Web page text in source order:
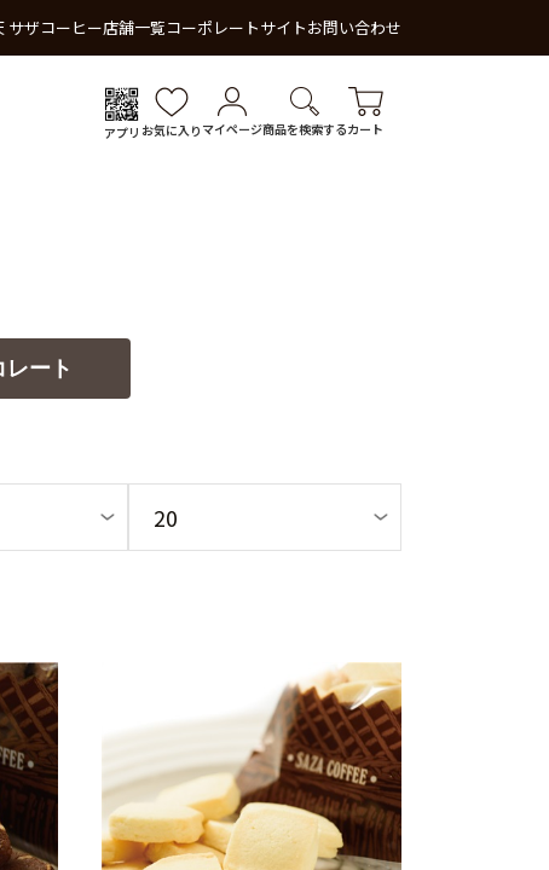
サザコーヒー店舗一覧コーポレートサイトお問い合わせ
アプリ お気に入り マイページ商品を検索するカート
レート